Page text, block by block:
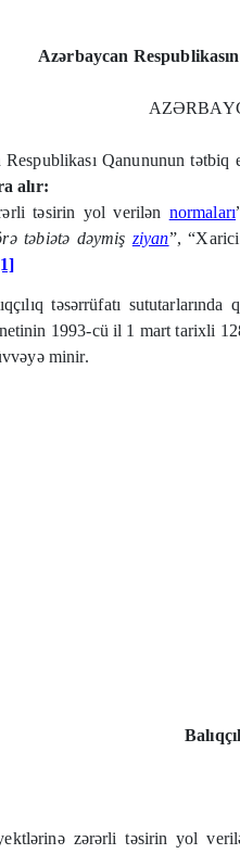
Azərbaycan
Respublikası Qanununun
alır:
təsirin yol verilən normaları
təbiətə dəymiş ziyan”,
təsərrüfatı
1993-cü il 1 mart tarixli
minir.
zərərli təsirin yol